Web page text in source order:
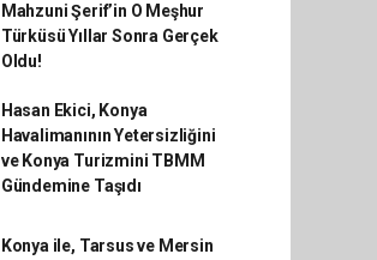
Mahzuni Şerif’in O Meşhur
Türküsü Yıllar Sonra Gerçek
Oldu!
Hasan Ekici, Konya
Havalimanının Yetersizliğini
ve Konya Turizmini TBMM
Gündemine Taşıdı
Konya ile, Tarsus ve Mersin